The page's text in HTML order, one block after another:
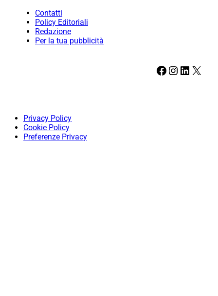
Contatti
Policy Editoriali
Redazione
Per la tua pubblicità
Facebook Instagram LinkedIn X
Privacy Policy
Cookie Policy
Preferenze Privacy